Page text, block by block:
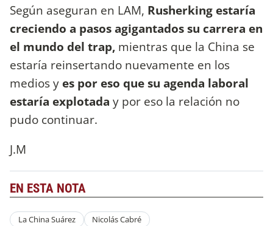
Según aseguran en LAM, Rusherking estaría
creciendo a pasos agigantados su carrera en
el mundo del trap, mientras que la China se
estaría reinsertando nuevamente en los
medios y es por eso que su agenda laboral
estaría explotada y por eso la relación no
pudo continuar.
J.M
EN ESTA NOTA
La China Suárez Nicolás Cabré